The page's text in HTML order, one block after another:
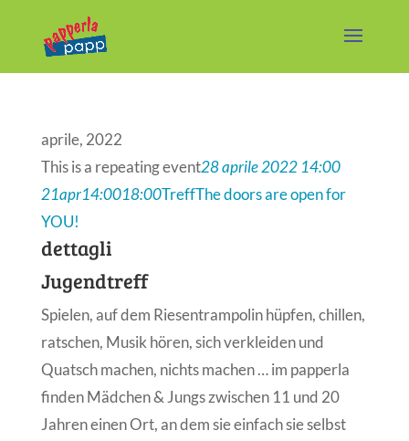
aprile, 2022
This is a repeating event28 aprile 2022 14:00
21apr14:0018:00TreffThe doors are open for
YOU!
dettagli
Jugendtreff
Spielen, auf dem Riesentrampolin hüpfen, chillen,
ratschen, Musik hören, sich verkleiden und
Quatsch machen, nichts machen … im papperla
finden Mädchen & Jungs zwischen 11 und 20
Jahren einen Ort, an dem sie einfach sie selbst